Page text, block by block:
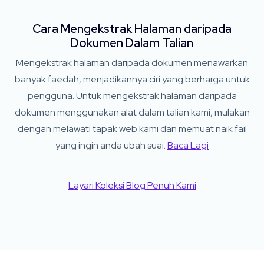
Cara Mengekstrak Halaman daripada
Dokumen Dalam Talian
Mengekstrak halaman daripada dokumen menawarkan
banyak faedah, menjadikannya ciri yang berharga untuk
pengguna. Untuk mengekstrak halaman daripada
dokumen menggunakan alat dalam talian kami, mulakan
dengan melawati tapak web kami dan memuat naik fail
yang ingin anda ubah suai.Baca Lagi
Layari Koleksi Blog Penuh Kami